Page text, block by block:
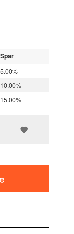
Spar
5.00%
10.00%
15.00%